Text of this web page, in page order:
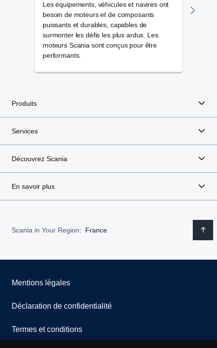
Les équipements, véhicules et navires ont
besoin de moteurs et de composants
puissants et durables, capables de
surmonter les défis les plus ardus. Les
moteurs Scania sont conçus pour être
performants.
Produits
Services
Découvrez Scania
En savoir plus
Scania in Your Region: France
Mentions légales
Déclaration de confidentialité
Termes et conditions